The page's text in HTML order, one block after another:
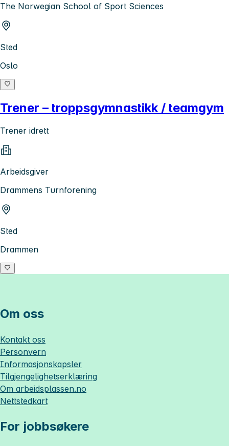
The Norwegian School of Sport Sciences
Sted
Oslo
Trener – troppsgymnastikk / teamgym
Trener idrett
Arbeidsgiver
Drammens Turnforening
Sted
Drammen
Om oss
Kontakt oss
Personvern
Informasjonskapsler
Tilgjengelighetserklæring
Om arbeidsplassen.no
Nettstedkart
For jobbsøkere